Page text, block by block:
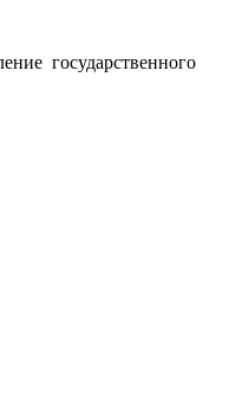
государственного